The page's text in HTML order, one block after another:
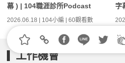
幕 ) | 104職涯診所Podcast
2026.06.18 | 104小編 | 60觀看數
字
工作機會